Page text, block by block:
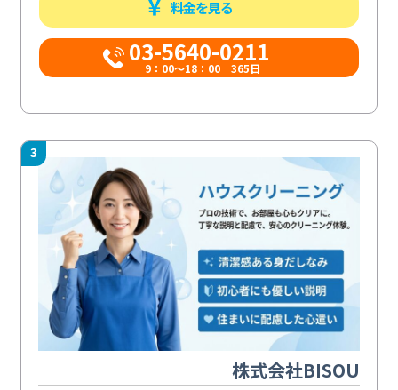
料金を見る
03-5640-0211
9：00～18：00 365日
3
株式会社BISOU